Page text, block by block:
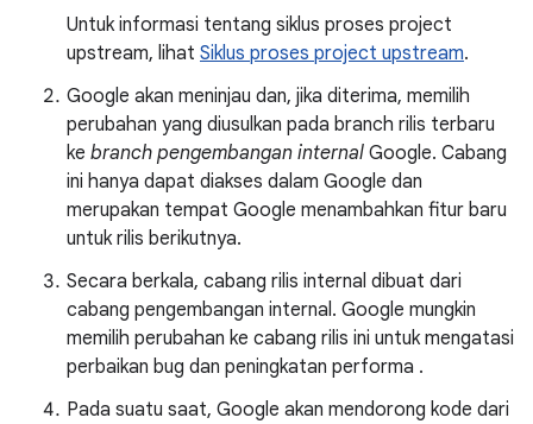
Untuk informasi tentang siklus proses project
upstream, lihat Siklus proses project upstream.
Google akan meninjau dan, jika diterima, memilih
perubahan yang diusulkan pada branch rilis terbaru
ke branch pengembangan internal Google. Cabang
ini hanya dapat diakses dalam Google dan
merupakan tempat Google menambahkan fitur baru
untuk rilis berikutnya.
Secara berkala, cabang rilis internal dibuat dari
cabang pengembangan internal. Google mungkin
memilih perubahan ke cabang rilis ini untuk mengatasi
perbaikan bug dan peningkatan performa .
Pada suatu saat, Google akan mendorong kode dari